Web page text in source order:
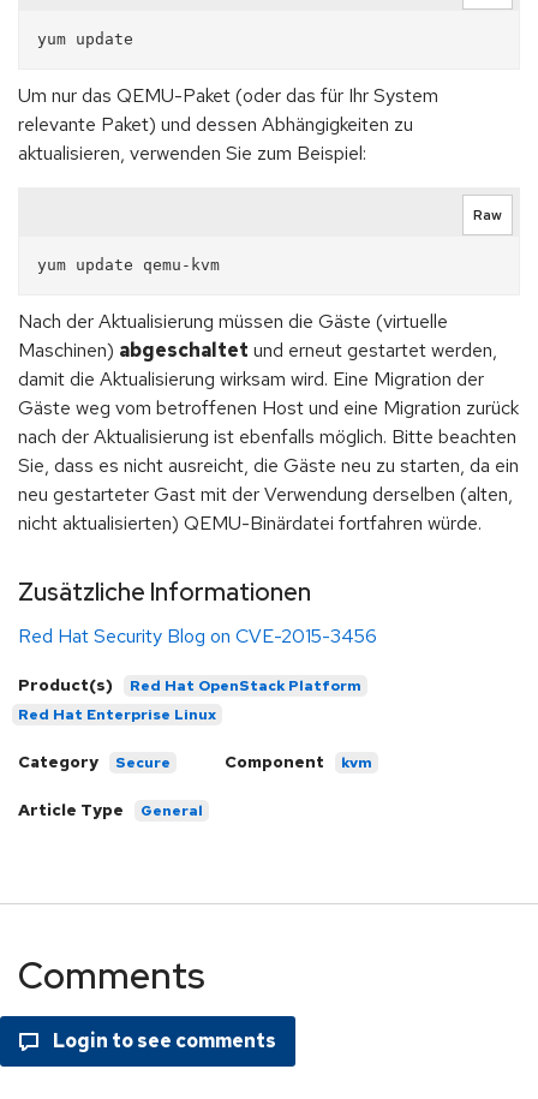
Um nur das QEMU-Paket (oder das für Ihr System
relevante Paket) und dessen Abhängigkeiten zu
aktualisieren, verwenden Sie zum Beispiel:
Raw
Nach der Aktualisierung müssen die Gäste (virtuelle
Maschinen) abgeschaltet und erneut gestartet werden,
damit die Aktualisierung wirksam wird. Eine Migration der
Gäste weg vom betroffenen Host und eine Migration zurück
nach der Aktualisierung ist ebenfalls möglich. Bitte beachten
Sie, dass es nicht ausreicht, die Gäste neu zu starten, da ein
neu gestarteter Gast mit der Verwendung derselben (alten,
nicht aktualisierten) QEMU-Binärdatei fortfahren würde.
Zusätzliche Informationen
Red Hat Security Blog on CVE-2015-3456
Product(s)
Red Hat OpenStack Platform
Red Hat Enterprise Linux
Category Secure Component kvm
Article Type General
Comments